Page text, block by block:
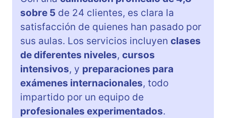
sobre 5 de 24 clientes, es clara la
satisfacción de quienes han pasado por
sus aulas. Los servicios incluyen clases
de diferentes niveles, cursos
intensivos, y preparaciones para
exámenes internacionales, todo
impartido por un equipo de
profesionales experimentados.